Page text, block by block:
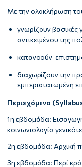
Με την ολοκλήρωση
γνωρίζουν βασικές
αντικειμένου της
κατανοούν
διαχωρίζουν την
εμπεριστατωμένη
Περιεχόμενο
1η εβδομάδα: Εισαγωγή
κοινωνιολογία
2η εβδομάδα: Αρχική
3η εβδομάδα: Περί